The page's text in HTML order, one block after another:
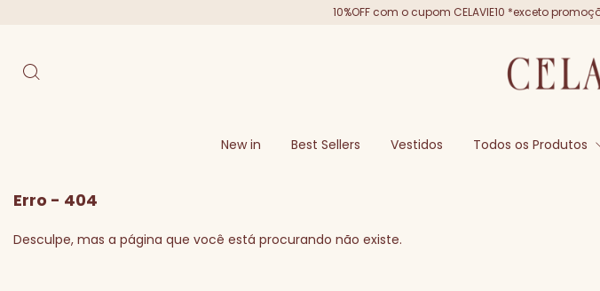
10%OFF com o cupom CELAVIE10 *exceto
New in Best Sellers Vestidos Todos os Produtos
Erro - 404
Desculpe, mas a página que você está procurando não existe.